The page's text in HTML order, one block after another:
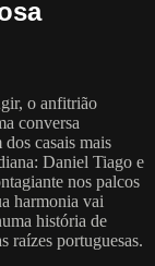
o anfitrião
conversa
casais mais
Daniel Tiago e
nos palcos
harmonia vai
história de
raízes portuguesas.